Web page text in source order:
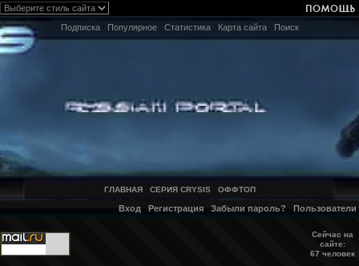
Подписка Популярное Статистика Карта сайта Поиск
ГЛАВНАЯ СЕРИЯ CRYSIS ОФФТОП
Вход Регистрация Забыли пароль? Пользователи
Сейчас на
сайте:
67 человек